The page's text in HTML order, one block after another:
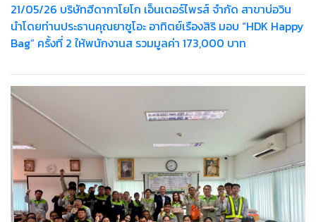
21/05/26 บริษัทฮีดากาโยโก เอ็นเตอร์ไพรส์ จำกัด สาขาบ่อวิน
นำโดยท่านประธานคุณยาซูโอะ อาทิตย์เรืองสิริ มอบ “HDK Happy
Bag” ครั้งที่ 2 ให้พนักงานส รวมมูลค่า 173,000 บาท